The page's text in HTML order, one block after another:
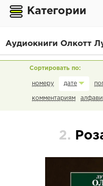
Категории
Аудиокниги Олкотт
номеру дате
комментариям
2.